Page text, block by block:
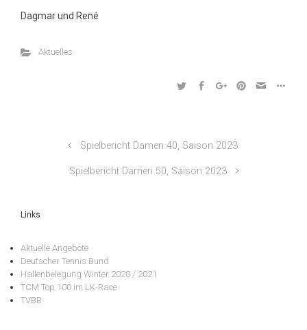
Dagmar und René
Aktuelles
Spielbericht Damen 40, Saison 2023
Spielbericht Damen 50, Saison 2023
Links
Aktuelle Angebote
Deutscher Tennis Bund
Hallenbelegung Winter 2020 / 2021
TCM Top 100 im LK-Race
TVBB